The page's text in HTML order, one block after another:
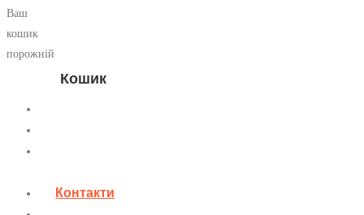
Ваш
кошик
порожній
Кошик
Контакти